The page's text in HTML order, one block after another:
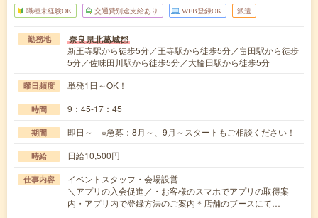
職種未経験OK 交通費別途支給あり WEB登録OK 派遣
勤務地 奈良県北葛城郡
新王寺駅から徒歩5分／王寺駅から徒歩5分／畠田駅から徒歩
5分／佐味田川駅から徒歩5分／大輪田駅から徒歩5分
曜日頻度 単発1日～OK！
時間 9：45-17：45
期間 即日～ ※急募：8月～、9月～スタートもご相談ください！
時給 日給10,500円
仕事内容
イベントスタッフ・会場設営
＼アプリの入会促進／・お客様のスマホでアプリの取得案
内・アプリ内で登録方法のご案内＊店舗のブースにて…